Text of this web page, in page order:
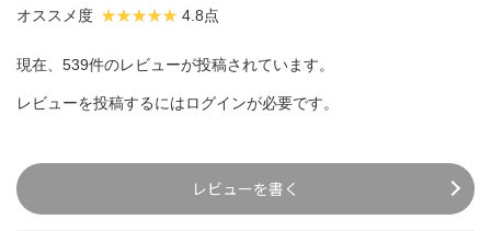
オススメ度 4.8点
現在、539件のレビューが投稿されています。
レビューを投稿するにはログインが必要です。
レビューを書く